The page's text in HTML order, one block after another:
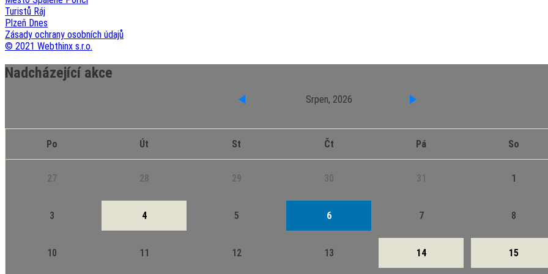
Turistů Ráj
Plzeň Dnes
Zásady ochrany osobních údajů
© 2021 Webthinx s.r.o.
Nadcházející akce
Srpen, 2026
Po Út St Čt Pá So
27 28 29 30 31 1
3 4 5 6 7 8
10 11 12 13 14 15